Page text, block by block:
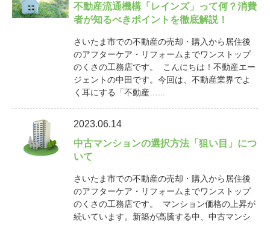
不動産流通機構「レインズ」って何？消費
者が知るべきポイントを徹底解説！
さいたま市での不動産の売却・購入から居住後
のアフターケア・リフォームまでワンストップ
のくさの工務店です。 こんにちは！不動産エー
ジェントの中田です。今回は、不動産業界でよ
く耳にする「不動産…...
2023.06.14
中古マンションの選択方法「狙い目」につ
いて
さいたま市での不動産の売却・購入から居住後
のアフターケア・リフォームまでワンストップ
のくさの工務店です。 マンション価格の上昇が
続いています。新築が高騰する中、中古マンシ